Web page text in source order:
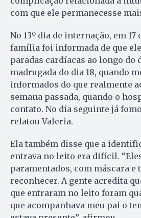
com que ele permanecesse
No 13º dia de internação, em 17
família foi informada de que
paradas cardíacas ao longo do
madrugada do dia 18, quando
informados do que realmente
semana passada, quando o
contato. No dia seguinte já
relatou Valeria.
Ela também disse que a
entrava no leito era difícil.
paramentados, com máscara
reconhecer. A gente acredita
que entraram no leito foram
que acompanhava meu pai o